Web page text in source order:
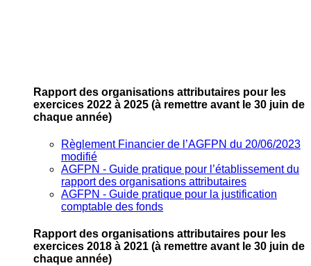
Rapport des organisations attributaires pour les
exercices 2022 à 2025 (à remettre avant le 30 juin de
chaque année)
Règlement Financier de l’AGFPN du 20/06/2023
modifié
AGFPN ‐ Guide pratique pour l’établissement du
rapport des organisations attributaires
AGFPN ‐ Guide pratique pour la justification
comptable des fonds
Rapport des organisations attributaires pour les
exercices 2018 à 2021 (à remettre avant le 30 juin de
chaque année)